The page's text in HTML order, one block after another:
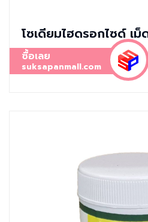
โซเดียมไฮดรอกไซด์ เม็
ซื้อเลย
suksapanmall.com